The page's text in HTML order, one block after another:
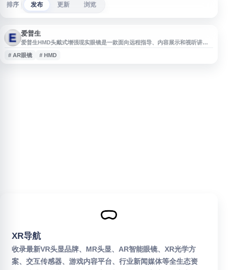
排序 发布 更新 浏览
爱普生
爱普生HMD头戴式增强现实眼镜是一款面向远程指导、内容展示和视听讲解
该产品适用于增强现实展示、作业辅助等应用需求，更多爱普生增强现实眼镜
# AR眼镜 # HMD
XR导航
收录最新VR头显品牌、MR头显、AR智能眼镜、XR光学方
案、交互传感器、游戏内容平台、行业新闻媒体等全生态资